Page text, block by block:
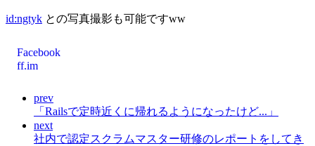
id:ngtyk との写真撮影も可能ですww
Facebook
ff.im
prev
「Railsで定時近くに帰れるようになったけど...」
next
社内で認定スクラムマスター研修のレポートをしてき